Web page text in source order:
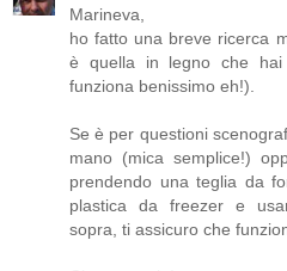
Marineva,
ho fatto una breve ricerca
è quella in legno che hai
funziona benissimo eh!).
Se è per questioni
mano (mica semplice!)
prendendo una teglia da
plastica da freezer e
sopra, ti assicuro che